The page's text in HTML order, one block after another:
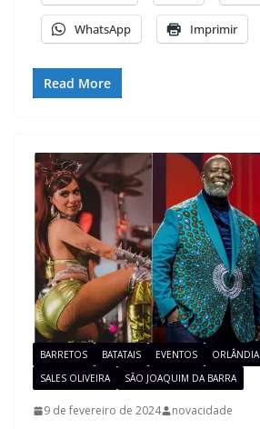
WhatsApp Imprimir
Read More
BARRETOS BATATAIS EVENTOS ORLÂNDIA
SALES OLIVEIRA
SÃO JOAQUIM DA BARRA
9 de fevereiro de 2024 novacidade